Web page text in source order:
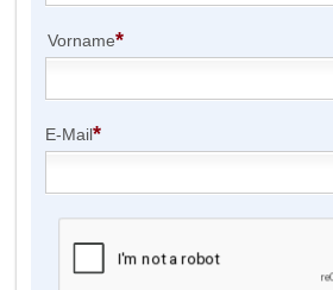
Vorname*
E-Mail*